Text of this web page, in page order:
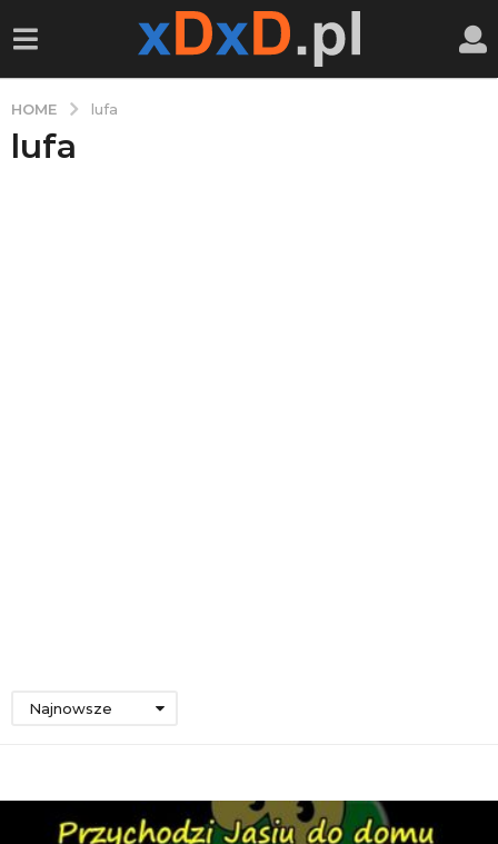
HOME lufa
lufa
Najnowsze